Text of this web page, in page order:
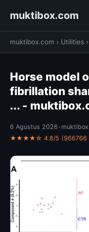
muktibox.com
muktibox.com › Utilities ›
Horse model
fibrillation
... -
6 Agustus 2026 •
★★★★☆ 4.8/5 (966766